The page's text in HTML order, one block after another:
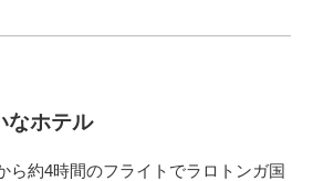
ホテル
ら約4時間のフライトでラロトンガ国